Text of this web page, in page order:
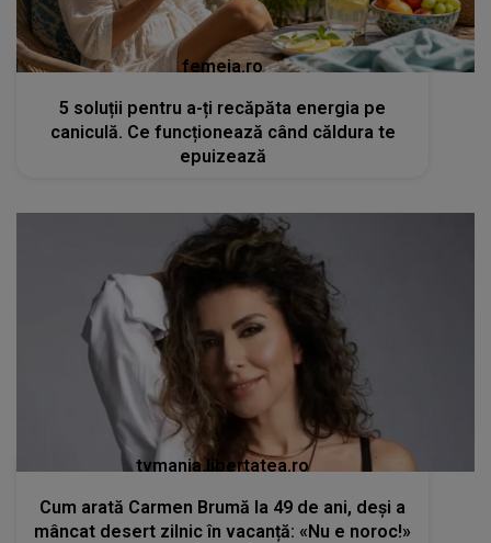
femeia.ro
5 soluții pentru a-ți recăpăta energia pe
caniculă. Ce funcționează când căldura te
epuizează
tvmania.libertatea.ro
Cum arată Carmen Brumă la 49 de ani, deși a
mâncat desert zilnic în vacanță: «Nu e noroc!»